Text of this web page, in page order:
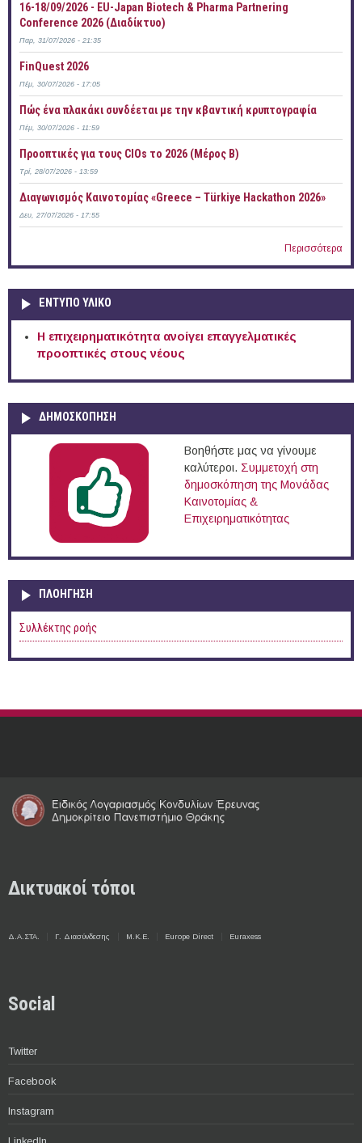
16-18/09/2026 - EU-Japan Biotech & Pharma Partnering
Conference 2026 (Διαδίκτυο)
Παρ, 31/07/2026 - 21:35
FinQuest 2026
Πέμ, 30/07/2026 - 17:05
Πώς ένα πλακάκι συνδέεται με την κβαντική κρυπτογραφία
Πέμ, 30/07/2026 - 11:59
Προοπτικές για τους CIOs το 2026 (Μέρος Β)
Τρί, 28/07/2026 - 13:59
Διαγωνισμός Καινοτομίας «Greece – Türkiye Hackathon 2026»
Δευ, 27/07/2026 - 17:55
Περισσότερα
ΕΝΤΥΠΟ ΥΛΙΚΟ
Η επιχειρηματικότητα ανοίγει επαγγελματικές
προοπτικές στους νέους
ΔΗΜΟΣΚΟΠΗΣΗ
Βοηθήστε μας να γίνουμε
καλύτεροι. Συμμετοχή στη
δημοσκόπηση της Μονάδας
Καινοτομίας &
Επιχειρηματικότητας
ΠΛΟΉΓΗΣΗ
Συλλέκτης ροής
Δικτυακοί τόποι
Δ.Α.ΣΤΑ. Γ. Διασύνδεσης Μ.Κ.Ε. Europe Direct Euraxess
Social
Twitter
Facebook
Instagram